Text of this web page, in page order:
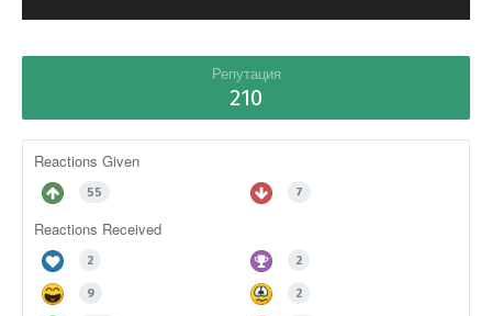
Репутация
210
Reactions Given
55 7
Reactions Received
2 2
9 2